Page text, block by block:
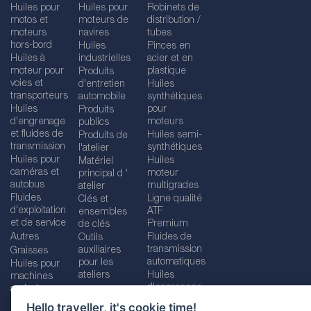
Hello traveller, it's cookie time!
Huiles pour
motos et
moteurs
hors-bord
Huiles à
moteur pour
voies et
transporteurs
Huiles
d'engrenage
et fluides de
transmission
Huiles pour
caméras et
autobus
Fluides
d'exploitation
et de service
Autres
Graisses
Huiles pour
machines
agricoles
Huiles pour
moteurs de
navires
Huiles
industrielles
Produits
d'entretien
automobile
Produits
publics
Produits de
l'atelier
Matériel
principal d '
atelier
Clés et
ensembles
de clés
Outils
auxiliaires
pour les
ateliers
Robinets de
distribution /
tubes
Pinces en
acier et en
plastique
Huiles
synthétiques
pour
moteurs
Huiles semi-
synthétiques
Huiles
moteur
multigrades
Ligne qualité
ATF
Premium
Fluides de
transmission
automatiques
Huiles
d'engrenage